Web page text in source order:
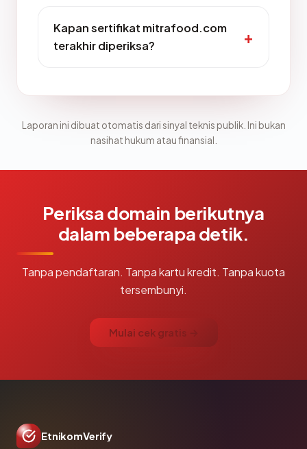
Kapan sertifikat mitrafood.com
terakhir diperiksa?
Laporan ini dibuat otomatis dari sinyal teknis publik. Ini bukan
nasihat hukum atau finansial.
Periksa domain berikutnya
dalam beberapa detik.
Tanpa pendaftaran. Tanpa kartu kredit. Tanpa kuota
tersembunyi.
Mulai cek gratis →
EtnikomVerify